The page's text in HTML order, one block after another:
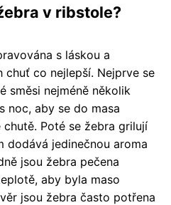
v ribstole?
s láskou a
co nejlepší. Nejprve se
směsi nejméně několik
noc, aby se do masa
Poté se žebra grilují
dodává jedinečnou aroma
jsou žebra pečena
aby byla maso
jsou žebra často potřena